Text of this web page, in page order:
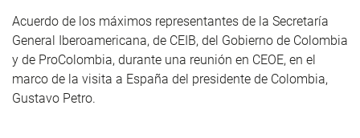
Acuerdo de los máximos representantes de la Secretaría
General Iberoamericana, de CEIB, del Gobierno de Colombia
y de ProColombia, durante una reunión en CEOE, en el
marco de la visita a España del presidente de Colombia,
Gustavo Petro.